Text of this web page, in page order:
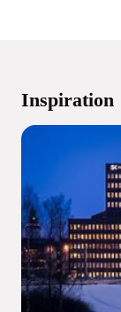
Inspiration